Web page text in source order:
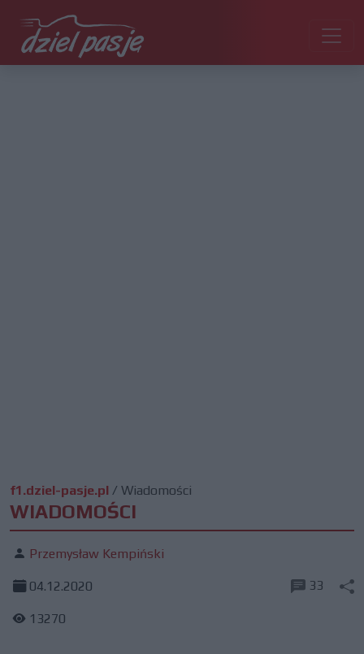
f1.dziel-pasje.pl / Wiadomości
WIADOMOŚCI
Przemysław Kempiński
04.12.2020
13270
33